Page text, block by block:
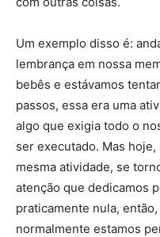
Um exemplo disso é:
lembrança em nossa
bebês e estávamos
passos, essa era uma
algo que exigia todo o
ser executado. Mas
mesma atividade, se
atenção que dedicamos
praticamente nula,
normalmente estamos